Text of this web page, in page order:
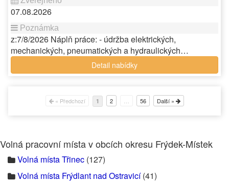
07.08.2026
z:7/8/2026 Náplň práce: - údržba elektrických,
mechanických, pneumatických a hydraulických…
Detail nabídky
« Předchozí 1 2 56 Další »
Volná pracovní místa v obcích okresu Frýdek-Místek
Volná místa Třinec (127)
Volná místa Frýdlant nad Ostravicí(41)